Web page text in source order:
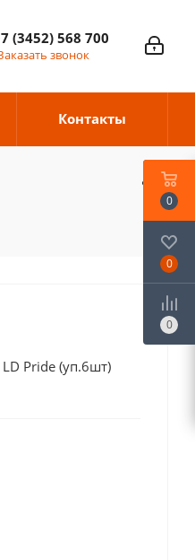
(3452) 568 700
звонок
Контакты
Pride (уп.6шт)
0
0
0